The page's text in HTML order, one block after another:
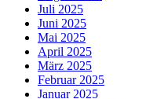
Juli 2025
Juni 2025
Mai 2025
April 2025
März 2025
Februar 2025
Januar 2025